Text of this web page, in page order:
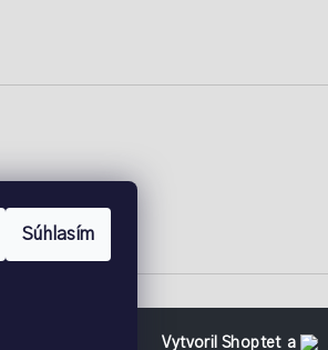
Súhlasím
Vytvoril Shoptet a